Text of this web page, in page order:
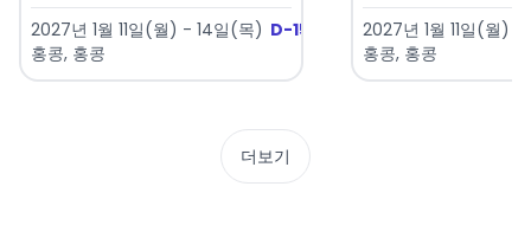
2027년 1월 11일(월) - 14일(목) D-156
홍콩, 홍콩
2027년 1월 11일(월)
홍콩, 홍콩
더보기